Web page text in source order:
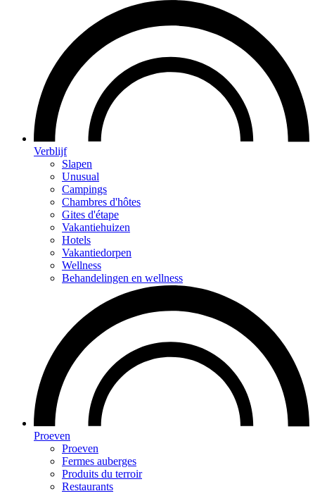
Verblijf
Slapen
Unusual
Campings
Chambres d'hôtes
Gites d'étape
Vakantiehuizen
Hotels
Vakantiedorpen
Wellness
Behandelingen en wellness
Proeven
Proeven
Fermes auberges
Produits du terroir
Restaurants